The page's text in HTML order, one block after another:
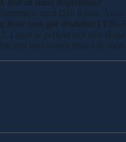
med Dån Klara.
Rose som gör årsdebut i V86-
Läget är perfekt och den
tror hon vinner lopp i år, men